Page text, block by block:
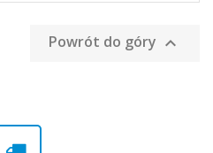
Powrót do góry 